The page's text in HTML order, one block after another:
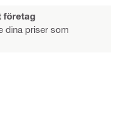
företag
dina priser som